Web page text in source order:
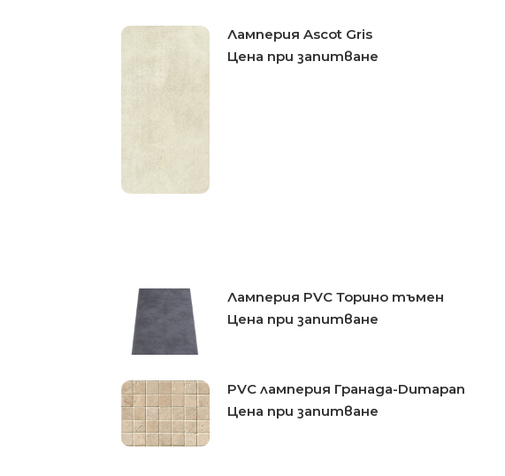
Ламперия Ascot Gris
Цена при запитване
Ламперия PVC Торино тъмен
Цена при запитване
PVC ламперия Гранада-Dumapan
Цена при запитване